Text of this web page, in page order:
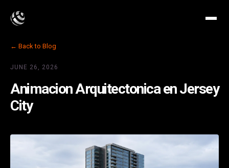
← Back to Blog
JUNE 26, 2026
Animacion Arquitectonica en Jersey
City